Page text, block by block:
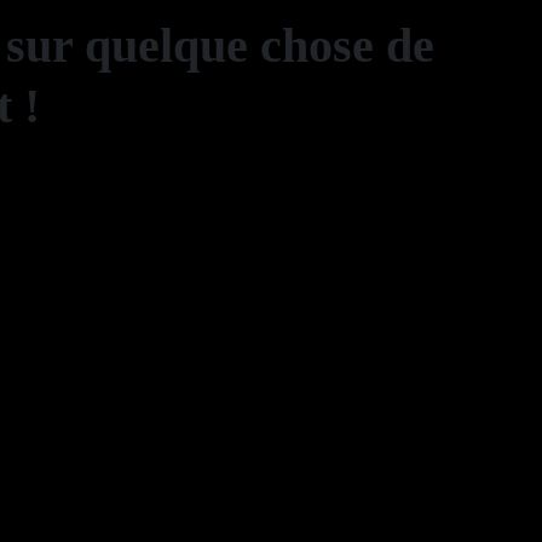
quelque chose de
!